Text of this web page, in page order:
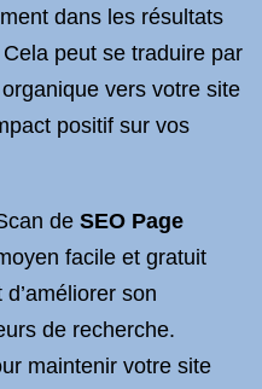
dans les résultats
peut se traduire par
vers votre site
positif sur vos
de SEO Page
facile et gratuit
son
de recherche.
maintenir votre site